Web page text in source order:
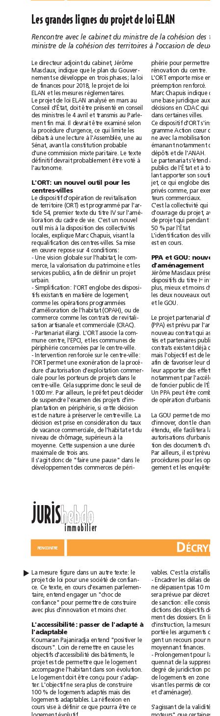
Les grandes lignes du projet de loi ELAN
Le directeur adjoint du cabinet, Jérôme
Masclaux, indique que le plan du Gouver-
nement se développe en trois phases; la loi
de finances pour 2018, le projet de loi
ELAN et les mesures
réglementaires.
Le
projet de loi ELAN analysé en mars au
d’État, doit être présenté en
des ministres le et transmis au
Parle-
ment
fin mai. devrait être examiné
selon
la
procédure d'urgence, ce qui limite
les
débats à une lecture à l'Assemblée, une
au
Sénat,
avant la constitution
probable
d'une
commission mixte Le texte
définitif devrait probablement être voté à
l'autonome.
L'ORT: un pour les
centres-villes
Le dispositif d'opération de
revitalisation
de
territoire (ORT) est programmé par
l'ar-
ticle
54, premier texte du titreIV sur
l'amé-
lioration
du cadre de vie. C'est un
mis à la disposition des collectivités
locales, explique Marc Chapuis, visant la
requalification des centres-villes. Sa mise
en œuvre repose sur 4 conditions:
- Une vision globale sur l'habitat, le com-
la valorisation du patrimoine et les
services publics, afin de définir un
projet
urbain.
-
Simplification: l'ORT englobe des
disposi-
tifs
existants en matière de logement,
comme les opérations programmées
d'amélioration de l'habitat (OPAH), ou de
commerce comme les contrats de revitali-
sation artisanale et commerciale
(CRAC).
-
Partenariat L'ORT associe la
com-
mune
centre, et les communes
de
périphérie
concernées par le centre-ville.
- Intervention renforcée sur le centre-ville:
l'ORT permet une exonération de la
procé-
dure
d'autorisation d'exploitation
commer-
ciale
pour les porteurs de projets dans le
centre-ville.
Cela supprime donc le de
1000m2. Par ailleurs, le préfet peut décider
de suspendre l'examen des projets
d'im-
plantation
en périphérie, si cette décision
est de nature à préserver le
La
décision
est prise en considération du
taux
de
vacance commerciale, de l'habitat et du
niveau de chômage, supérieurs à la
Cette suspension a une durée
maximale de trois
s'agit donc de "faire une pause" dans le
développement des commerces de péri-
phérie pour permettre
rénovation du centre.
L'ORT emporte mise en
préemption renforcé.
Marc Chapuis indique
une base juridique aux
décisions en CDAC qui
dans
certaines villes.
Ce dispositif d'ORT
gramme Action cœur
ne avec la mobilisation
émanant
notamment
dépôts et de
Le
partenariat s'étend
publics
de l’État et à
lant apporter son
jet, ce qui englobe des
privés
par
teurs
commerciaux.
C'est la collectivité qui
d'ouvrage du projet,
de
projet qui pendant5
50%
par l’État
L'identification des
est en cours.
PPA et GOU:
d’aménagement
Jérôme Masclaux
dispositifs
du titre I er
plus, mieux et moins
les deux nouveaux
et le
Le projet
(PPA) est prévu par
nouveau contrat qui
tés et partenaires
contrats existent déjà
mais
l'objectif est de les
afin de favoriser leur
leur apporter des effets
notamment par
de foncier public de
Un
PPA peut être
de opération
La GOU permet
de
d'innover,
dont le
étendu, elle facilitera la
autorisations
tion
des documents
Par est prévu
procédures pour les
gement et les enquêtes
Rencontre avec le cabinet du ministre de la cohésion
des
ministre
de la cohésion des territoires à l'occasion de deux
La mesure figure dans un autre texte: le
projet
de loi pour une société de
confian-
ce.
Ce texte, en cours d'examen
parlemen-
taire,
entend engager un "choc
de
c
onfiance" pour permettre de
construire
avec
plus d'innovation et moins cher.
L'accessibilité: passer de l'adapté à
l'adaptable
Koumaran Pajaniradja entend "positiver le
discours".
Loin de remettre en cause
les
objectifs
d'accessibilité des bâtiments, le
projet
est de permettre que le
logement
accompagne
l'habitant dans son
évolution.
Le
logement doit être conçu pour
s'adap-
ter.
L'objectif ne sera plus de
construire
100%
de logements adaptés mais
des
logements
adaptables. La réflexion
en
cours
vise à définir ce que pourra être
ce
vables. C'est la
-
Encadrer les délais
de
ne
dépassent pas 10
sera
prévue par décret
de sanction: elle
dictions des objectifs de
ment des dossiers.
En
d'instruction, la
mesure
portée
les arguments
gent
un recours
pour
moyennant
finances.
-
Prolongement pour la
quennat
de la
degré de juridiction
de
logements en
zone
visant
les permis
de
et
d'aménager).
S'agissant de la validité
JURIS hebdo
immobilier
ll
PROJET D
▲
RENCONTRE